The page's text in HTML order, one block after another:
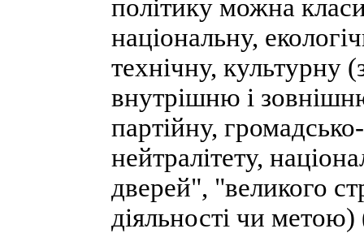
політику можна
національну,
технічну, культурну
внутрішню і
партійну,
нейтралітету,
дверей", "великого
діяльності чи